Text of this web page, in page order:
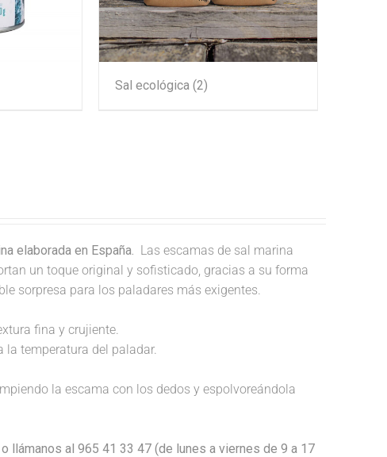
Sal ecológica (2)
elaborada en España. Las escamas de sal marina
un toque original y sofisticado, gracias a su forma
sorpresa para los paladares más exigentes.
fina y crujiente.
la temperatura del paladar.
la escama con los dedos y espolvoreándola
llámanos al 965 41 33 47 (de lunes a viernes de 9 a 17